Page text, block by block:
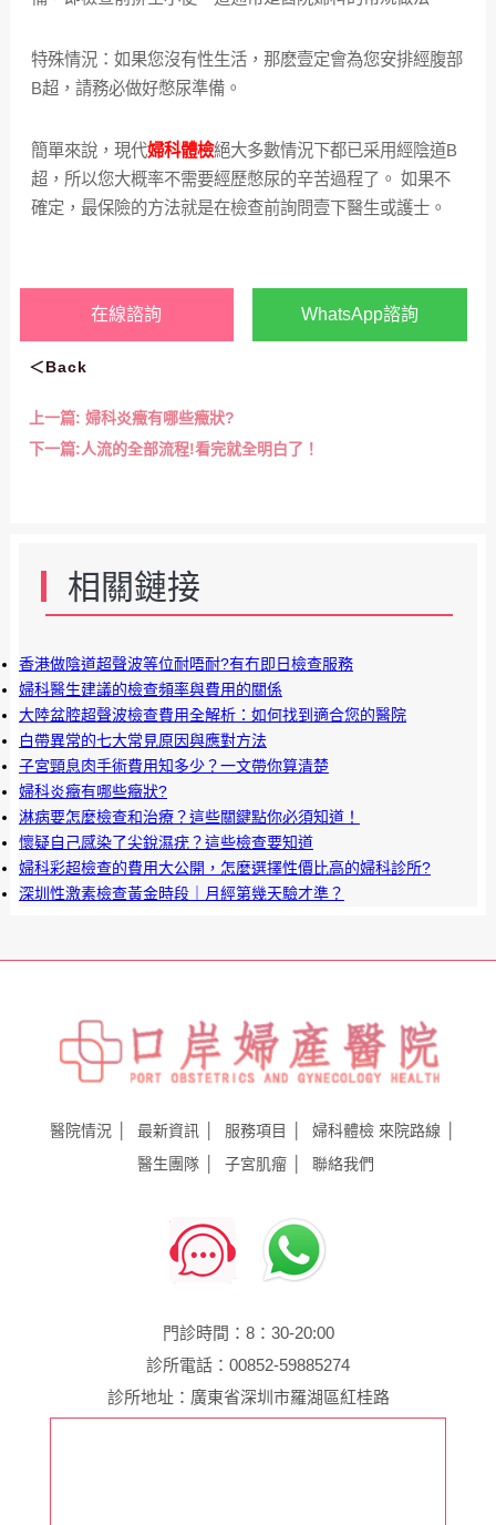
特殊情況：如果您沒有性生活，那麽壹定會為您安排經腹部
B超，請務必做好憋尿準備。
簡單來說，現代婦科體檢絕大多數情況下都已采用經陰道B
超，所以您大概率不需要經歷憋尿的辛苦過程了。 如果不
確定，最保險的方法就是在檢查前詢問壹下醫生或護士。
在線諮詢 WhatsApp諮詢
＜Back
上一篇: 婦科炎癥有哪些癥狀?
下一篇:人流的全部流程!看完就全明白了！
相關鏈接
香港做陰道超聲波等位耐唔耐?有冇即日檢查服務
婦科醫生建議的檢查頻率與費用的關係
大陸盆腔超聲波檢查費用全解析：如何找到適合您的醫院
白帶異常的七大常見原因與應對方法
子宮頸息肉手術費用知多少？一文帶你算清楚
婦科炎癥有哪些癥狀?
淋病要怎麼檢查和治療？這些關鍵點你必須知道！
懷疑自己感染了尖銳濕疣？這些檢查要知道
婦科彩超檢查的費用大公開，怎麼選擇性價比高的婦科診所?
深圳性激素檢查黃金時段｜月經第幾天驗才準？
醫院情況 最新資訊 服務項目 婦科體檢 來院路線
醫生團隊
子宮肌瘤 聯絡我們
門診時間：8：30-20:00
診所電話：00852-59885274
診所地址：廣東省深圳市羅湖區紅桂路